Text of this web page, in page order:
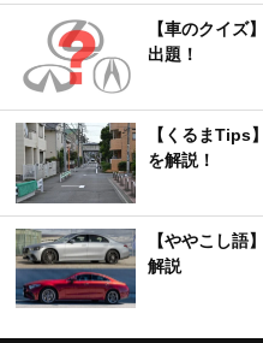
【車のクイズ
出題！
【くるまTips
を解説！
【ややこし語
解説